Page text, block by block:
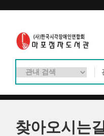
찾아오시는길